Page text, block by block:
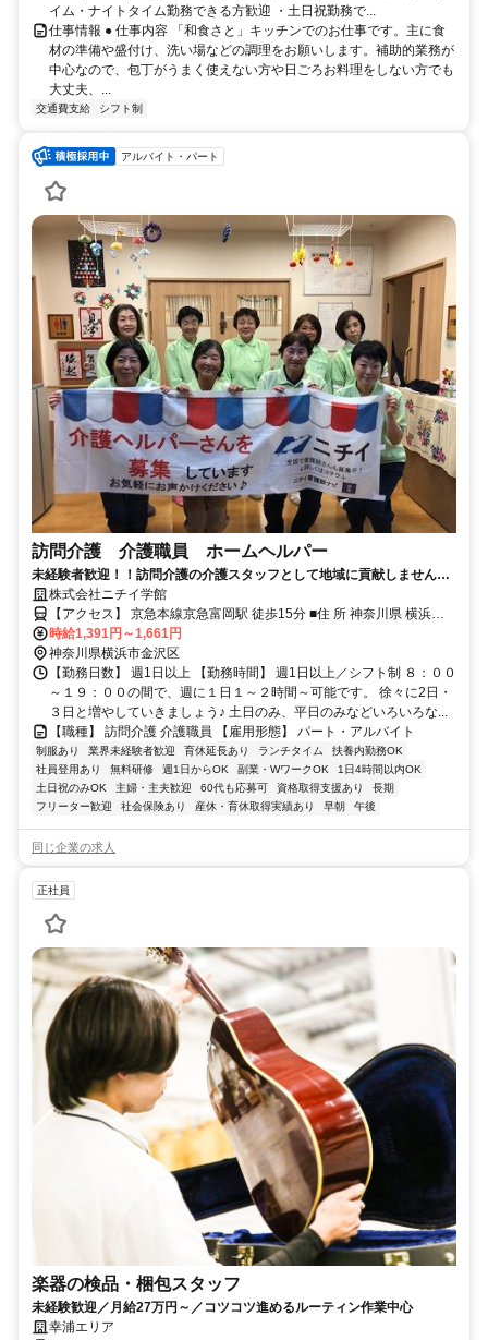
イム・ナイトタイム勤務できる方歓迎 ・土日祝勤務で...
仕事情報 ● 仕事内容 「和食さと」キッチンでのお仕事です。主に食
材の準備や盛付け、洗い場などの調理をお願いします。補助的業務が
中心なので、包丁がうまく使えない方や日ごろお料理をしない方でも
大丈夫、...
交通費支給 シフト制
アルバイト・パート
訪問介護 介護職員 ホームヘルパー
未経験者歓迎！！訪問介護の介護スタッフとして地域に貢献しません
か？扶養の範囲内、ダブルワーク歓迎♪
株式会社ニチイ学館
【アクセス】 京急本線京急富岡駅 徒歩15分 ■住 所 神奈川県 横浜市
金沢区 富岡東4-2-1 ■アクセス 京急本線京急富岡駅 徒歩15分
時給1,391円～1,661円
神奈川県横浜市金沢区
【勤務日数】 週1日以上 【勤務時間】 週1日以上／シフト制 ８：００
～１９：００の間で、週に１日１～２時間～可能です。 徐々に2日・
３日と増やしていきましょう♪ 土日のみ、平日のみなどいろいろな...
【職種】 訪問介護 介護職員 【雇用形態】 パート・アルバイト
制服あり 業界未経験者歓迎 育休延長あり ランチタイム
扶養内勤務OK
社員登用あり
無料研修 週1日からOK 副業・WワークOK
1日4時間以内OK
土日祝のみOK
主婦・主夫歓迎 60代も応募可 資格取得支援あり
長期
フリーター歓迎
社会保険あり 産休・育休取得実績あり 早朝 午後
同じ企業の求人
正社員
楽器の検品・梱包スタッフ
未経験歓迎／月給27万円～／コツコツ進めるルーティン作業中心
幸浦エリア